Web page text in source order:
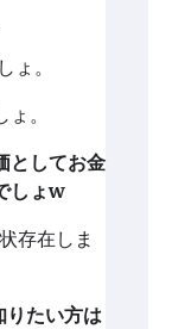
ょ。
。
としてお金
しょw
存在しま
りたい方は